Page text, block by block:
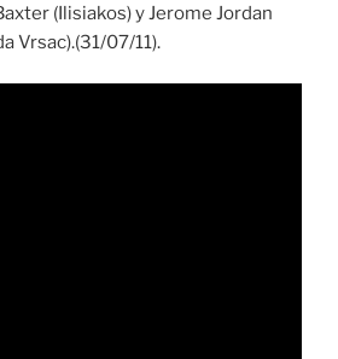
(Ilisiakos) y Jerome Jordan
Vrsac).(31/07/11).